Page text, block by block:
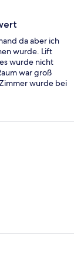
da aber ich
wurde. Lift
wurde nicht
war groß
wurde bei
Wasser wurde